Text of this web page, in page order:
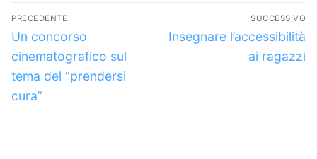
Navigazione
articoli
PRECEDENTE
Articolo
precedente:
Un concorso
cinematografico sul
tema del “prendersi
cura”
SUCCESSIVO
Articolo
Insegnare l’accessibilità
ai ragazzi